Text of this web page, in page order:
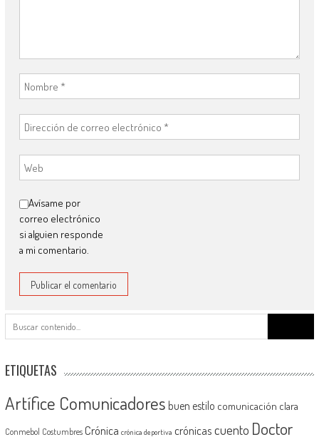
Avísame por
correo electrónico
si alguien responde
a mi comentario.
ETIQUETAS
Artífice Comunicadores buen estilo comunicación clara
Conmebol Costumbres Crónica crónica deportiva crónicascuento Doctor